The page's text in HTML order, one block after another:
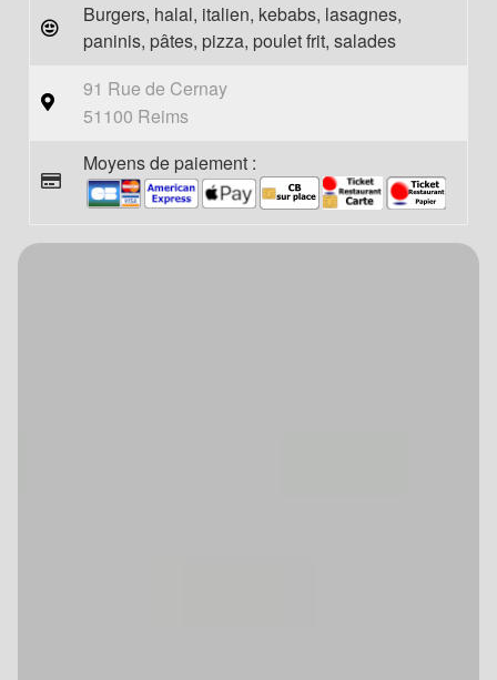
Burgers, halal, italien, kebabs, lasagnes,
paninis, pâtes, pizza, poulet frit, salades
91 Rue de Cernay
51100 Reims
Moyens de paiement :